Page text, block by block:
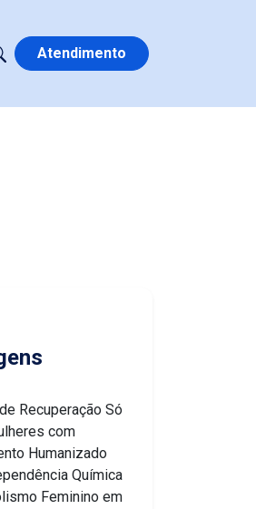
Atendimento
Recuperação Só
com
Humanizado
Química
Feminino em